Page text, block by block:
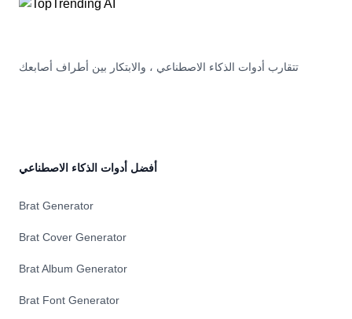
تتقارب أدوات الذكاء الاصطناعي ، والابتكار بين أطراف أصابعك
أفضل أدوات الذكاء الاصطناعي
Brat Generator
Brat Cover Generator
Brat Album Generator
Brat Font Generator